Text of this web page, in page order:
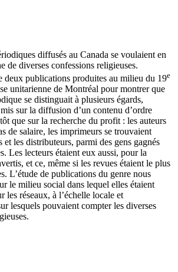
diffusés au Canada se voulaient en
de diverses confessions religieuses.
deux publications produites au milieu du 19e
unitarienne de Montréal pour montrer que
se distinguait à plusieurs égards,
sur la diffusion d’un contenu d’ordre
que sur la recherche du profit : les auteurs
de salaire, les imprimeurs se trouvaient
et les distributeurs, parmi des gens gagnés
Les lecteurs étaient eux aussi, pour la
et ce, même si les revues étaient le plus
L’étude de publications du genre nous
le milieu social dans lequel elles étaient
les réseaux, à l’échelle locale et
lesquels pouvaient compter les diverses